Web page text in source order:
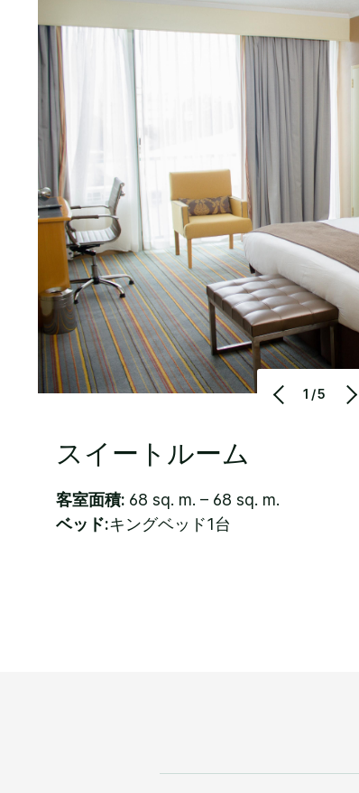
1/5
スイートルーム
客室面積: 68 sq. m. – 68 sq. m.
ベッド:キングベッド1台